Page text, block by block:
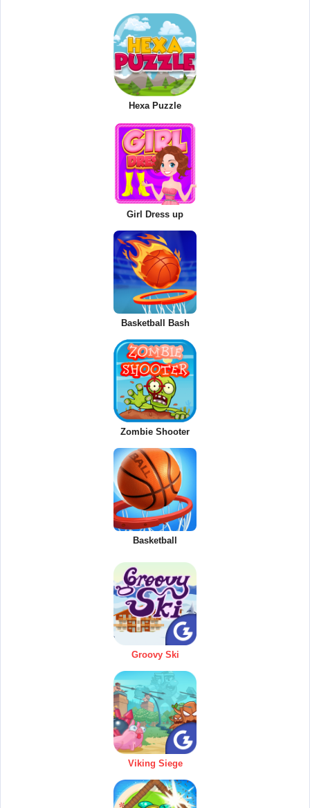
Hexa Puzzle
Girl Dress up
Basketball Bash
Zombie Shooter
Basketball
Groovy Ski
Viking Siege